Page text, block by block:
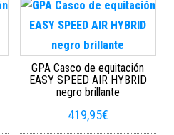
GPA Casco de equitación
EASY SPEED AIR HYBRID
negro brillante
419,95€